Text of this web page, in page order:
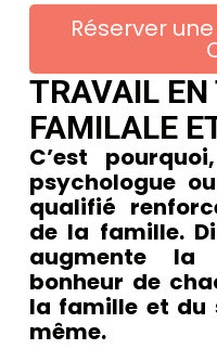
Réserver
TRAVAIL EN
FAMILALE
C’est
psychologue
qualifié
de la famille.
augmente
bonheur de
la famille et du
même.